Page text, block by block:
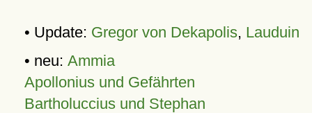
• Update: Gregor von Dekapolis, Lauduin
• neu: Ammia
Apollonius und Gefährten
Bartholuccius und Stephan